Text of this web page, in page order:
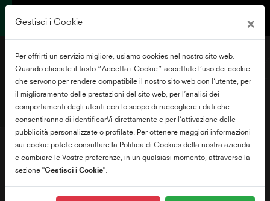
32" HD Ready Smart TV
Gestisci i Cookie ×
Per offrirti un servizio migliore, usiamo cookies nel nostro sito web.
Quando cliccate il tasto “Accetta i Cookie” accettate l’uso dei cookie
che servono per rendere compatibile il nostro sito web con l’utente, per
il miglioramento delle prestazioni del sito web, per l’analisi dei
comportamenti degli utenti con lo scopo di raccogliere i dati che
consentiranno di identificarVi direttamente e per l’attivazione delle
pubblicità personalizzate o profilate. Per ottenere maggiori informazioni
sui cookie potete consultare la Politica di Cookies della nostra azienda
e cambiare le Vostre preferenze, in un qualsiasi momento, attraverso la
sezione "Gestisci i Cookie".